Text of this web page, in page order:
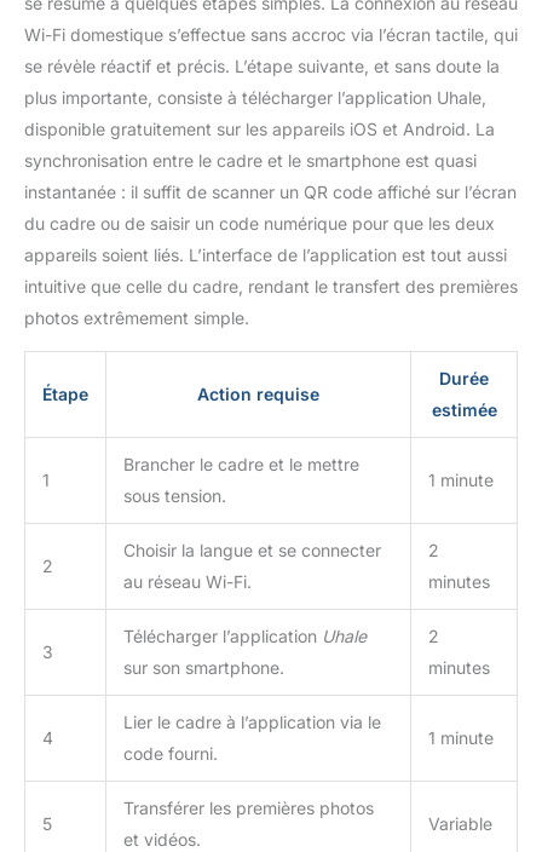
【Écran Tactile IPS 15,6"
Ultra HD】Le cœur de
nos cadres photo
numériques réside dans
son écran de haute
qualité et riche en
couleurs. Il dispose d’un
écran Ultra HD IPS avec
une résolution de
1920x1080 et un angle
affichant les photos et
réaliste, sans ghosting ni
emmène dans un voyage
【Design Convivial et
numérique est conçu
pour être simple à utiliser,
photos pour ajuster
charge les sous-titres
des informations
calendrier, inclut une
fonction d'horloge et
vous permet de masquer
Wi-Fi domestique s’effectue sans accroc via l’écran tactile, qui
se révèle réactif et précis. L’étape suivante, et sans doute la
plus importante, consiste à télécharger l’application Uhale,
disponible gratuitement sur les appareils iOS et Android. La
synchronisation entre le cadre et le smartphone est quasi
instantanée : il suffit de scanner un QR code affiché sur l’écran
du cadre ou de saisir un code numérique pour que les deux
appareils soient liés. L’interface de l’application est tout aussi
intuitive que celle du cadre, rendant le transfert des premières
photos extrêmement simple.
Étape Action requise
Durée
estimée
1
Brancher le cadre et le mettre
sous tension.
1 minute
2
Choisir la langue et se connecter
au réseau Wi-Fi.
2
minutes
3
Télécharger l’application Uhale
sur son smartphone.
2
minutes
4
Lier le cadre à l’application via le
code fourni.
1 minute
5
Transférer les premières photos
et vidéos.
Variable